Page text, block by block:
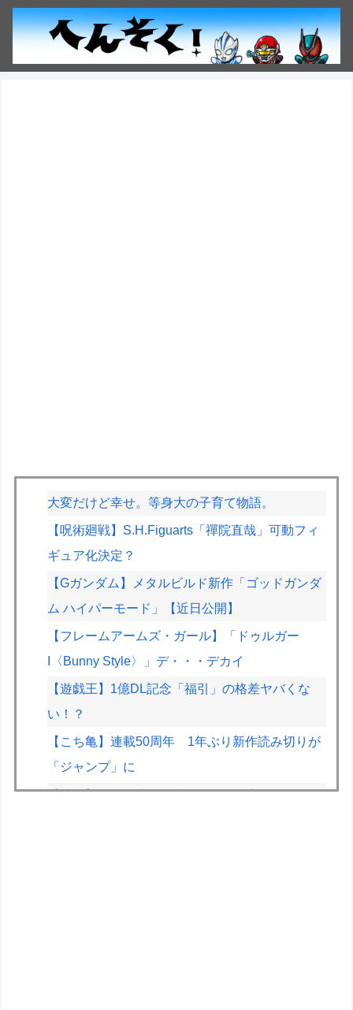
大変だけど幸せ。等身大の子育て物語。
【呪術廻戦】S.H.Figuarts「禪院直哉」可動フィ
ギュア化決定？
【Gガンダム】メタルビルド新作「ゴッドガンダ
ム ハイパーモード」【近日公開】
【フレームアームズ・ガール】「ドゥルガー
I〈Bunny Style〉」デ・・・デカイ
【遊戯王】1億DL記念「福引」の格差ヤバくな
い！？
【こち亀】連載50周年 1年ぶり新作読み切りが
「ジャンプ」に
【速報】とある魔術の禁書目録、最新刊でヒロイ